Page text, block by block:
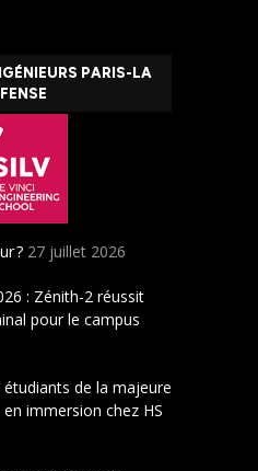
PARIS-LA
? 27 juillet 2026
: Zénith-2 réussit
pour le campus
étudiants de la majeure
immersion chez HS